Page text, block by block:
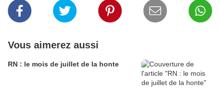
Vous aimerez aussi
RN : le mois de juillet de la honte